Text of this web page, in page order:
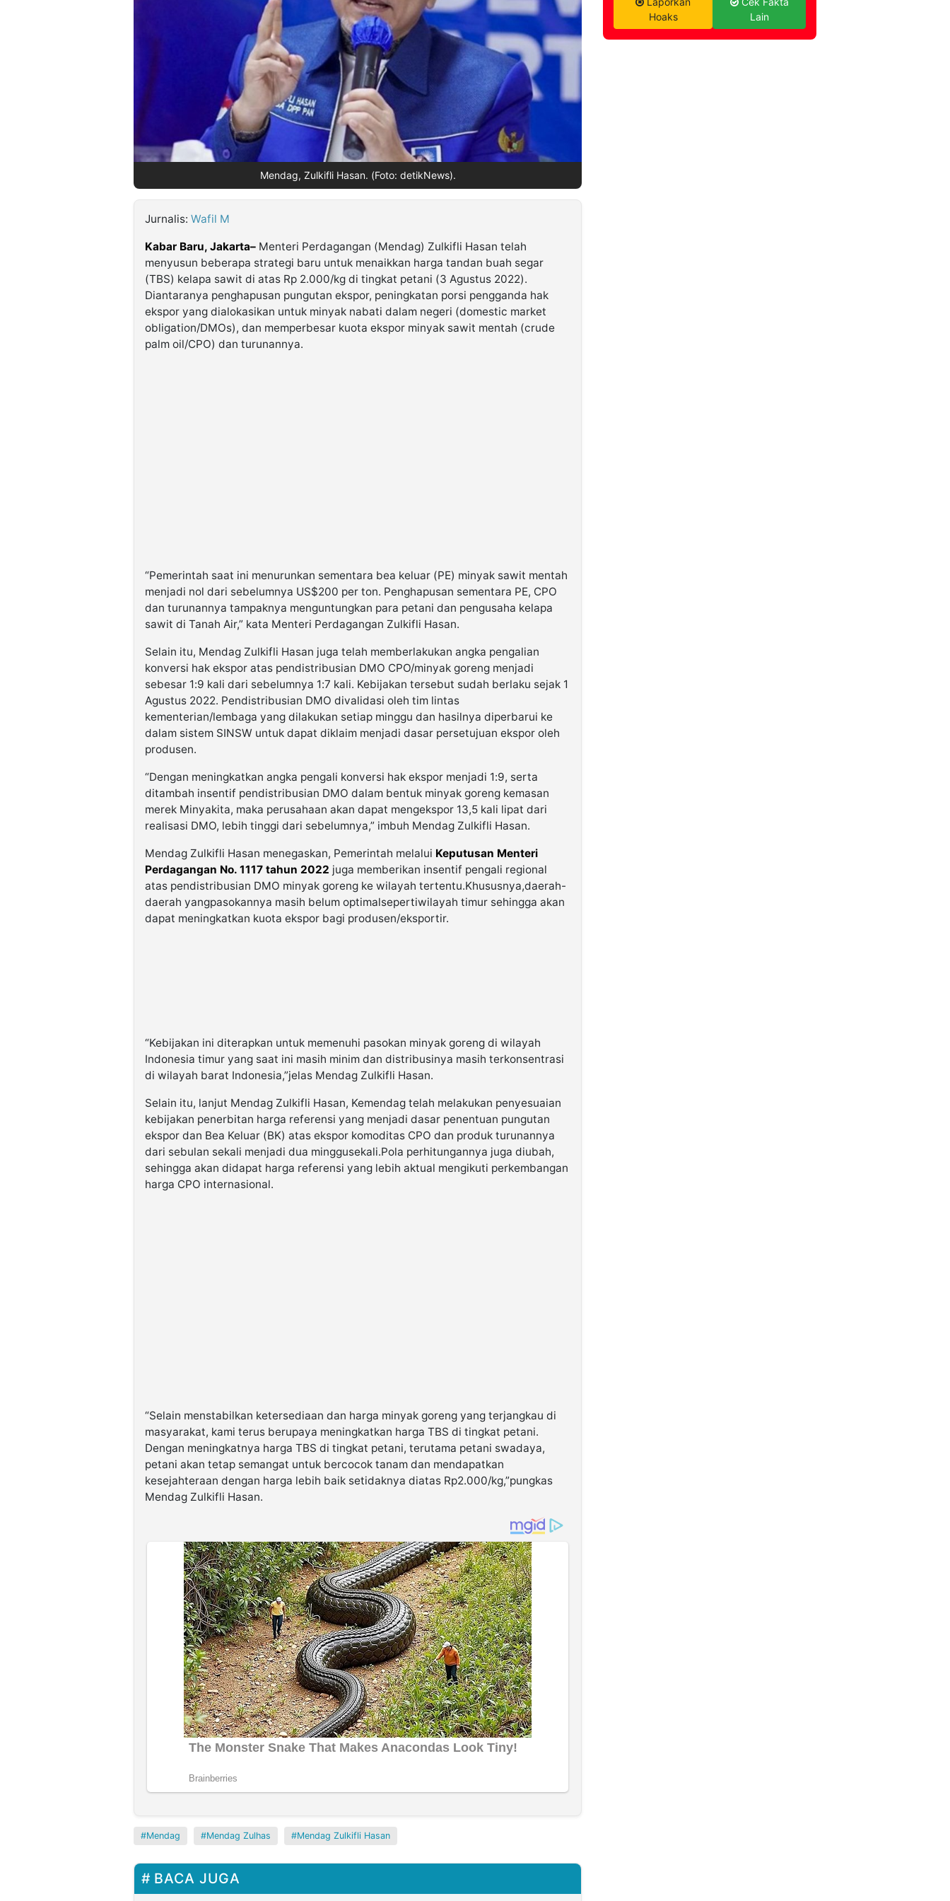
Mendag, Zulkifli Hasan. (Foto: detikNews).
Jurnalis: Wafil M
Kabar Baru, Jakarta– Menteri Perdagangan (Mendag) Zulkifli Hasan telah
menyusun beberapa strategi baru untuk menaikkan harga tandan buah segar
(TBS) kelapa sawit di atas Rp 2.000/kg di tingkat petani (3 Agustus 2022).
Diantaranya penghapusan pungutan ekspor, peningkatan porsi pengganda hak
ekspor yang dialokasikan untuk minyak nabati dalam negeri (domestic market
obligation/DMOs), dan memperbesar kuota ekspor minyak sawit mentah (crude
palm oil/CPO) dan turunannya.
“Pemerintah saat ini menurunkan sementara bea keluar (PE) minyak sawit mentah
menjadi nol dari sebelumnya US$200 per ton. Penghapusan sementara PE, CPO
dan turunannya tampaknya menguntungkan para petani dan pengusaha kelapa
sawit di Tanah Air,” kata Menteri Perdagangan Zulkifli Hasan.
Selain itu, Mendag Zulkifli Hasan juga telah memberlakukan angka pengalian
konversi hak ekspor atas pendistribusian DMO CPO/minyak goreng menjadi
sebesar 1:9 kali dari sebelumnya 1:7 kali. Kebijakan tersebut sudah berlaku sejak 1
Agustus 2022. Pendistribusian DMO divalidasi oleh tim lintas
kementerian/lembaga yang dilakukan setiap minggu dan hasilnya diperbarui ke
dalam sistem SINSW untuk dapat diklaim menjadi dasar persetujuan ekspor oleh
produsen.
“Dengan meningkatkan angka pengali konversi hak ekspor menjadi 1:9, serta
ditambah insentif pendistribusian DMO dalam bentuk minyak goreng kemasan
merek Minyakita, maka perusahaan akan dapat mengekspor 13,5 kali lipat dari
realisasi DMO, lebih tinggi dari sebelumnya,” imbuh Mendag Zulkifli Hasan.
Mendag Zulkifli Hasan menegaskan, Pemerintah melalui Keputusan Menteri
Perdagangan No. 1117 tahun 2022 juga memberikan insentif pengali regional
atas pendistribusian DMO minyak goreng ke wilayah tertentu.Khususnya,daerah-
daerah yangpasokannya masih belum optimalsepertiwilayah timur sehingga akan
dapat meningkatkan kuota ekspor bagi produsen/eksportir.
“Kebijakan ini diterapkan untuk memenuhi pasokan minyak goreng di wilayah
Indonesia timur yang saat ini masih minim dan distribusinya masih terkonsentrasi
di wilayah barat Indonesia,”jelas Mendag Zulkifli Hasan.
Selain itu, lanjut Mendag Zulkifli Hasan, Kemendag telah melakukan penyesuaian
kebijakan penerbitan harga referensi yang menjadi dasar penentuan pungutan
ekspor dan Bea Keluar (BK) atas ekspor komoditas CPO dan produk turunannya
dari sebulan sekali menjadi dua minggusekali.Pola perhitungannya juga diubah,
sehingga akan didapat harga referensi yang lebih aktual mengikuti perkembangan
harga CPO internasional.
“Selain menstabilkan ketersediaan dan harga minyak goreng yang terjangkau di
masyarakat, kami terus berupaya meningkatkan harga TBS di tingkat petani.
Dengan meningkatnya harga TBS di tingkat petani, terutama petani swadaya,
petani akan tetap semangat untuk bercocok tanam dan mendapatkan
kesejahteraan dengan harga lebih baik setidaknya diatas Rp2.000/kg,”pungkas
Mendag Zulkifli Hasan.
Mendag Mendag Zulhas Mendag Zulkifli Hasan
BACA JUGA
Hoaks
Lain